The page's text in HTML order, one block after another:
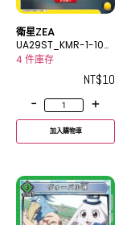
衛星ZEA
UA29ST_KMR-1-108
U
4 件庫存
NT$10
-
+
加入購物車